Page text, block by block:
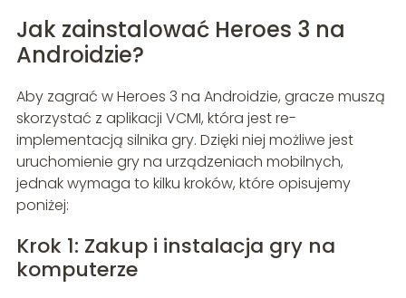
Jak zainstalować Heroes 3 na
Androidzie?
Aby zagrać w Heroes 3 na Androidzie, gracze muszą
skorzystać z aplikacji VCMI, która jest re-
implementacją silnika gry. Dzięki niej możliwe jest
uruchomienie gry na urządzeniach mobilnych,
jednak wymaga to kilku kroków, które opisujemy
poniżej:
Krok 1: Zakup i instalacja gry na
komputerze